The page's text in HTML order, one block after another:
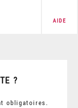
AIDE
?
obligatoires.